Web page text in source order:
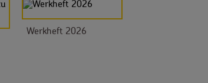
Werkheft 2026